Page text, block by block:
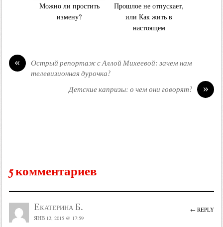
Можно ли простить
измену?
Прошлое не отпускает,
или Как жить в
настоящем
«
Острый репортаж с Аллой Михеевой: зачем нам
телевизионная дурочка?
»
Детские капризы: о чем они говорят?
5 комментариев
Екатерина Б.
ЯНВ 12, 2015 @ 17:59
← REPLY